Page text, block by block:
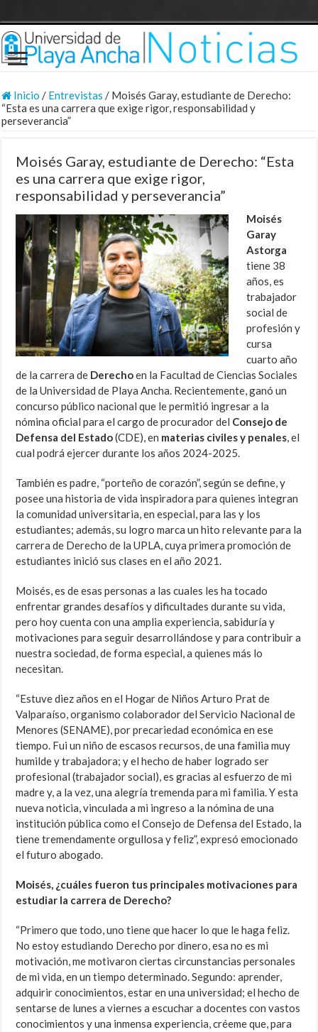
Inicio / Entrevistas / Moisés Garay, estudiante de Derecho:
“Esta es una carrera que exige rigor, responsabilidad y
perseverancia”
Moisés Garay, estudiante de Derecho: “Esta
es una carrera que exige rigor,
responsabilidad y perseverancia”
Moisés
Garay
Astorga
tiene 38
años, es
trabajador
social de
profesión y
cursa
cuarto año
de la carrera de Derechoen la Facultad de Ciencias Sociales
de la Universidad de Playa Ancha. Recientemente, ganó un
concurso público nacional que le permitió ingresar a la
nómina oficial para el cargo de procurador del Consejo de
Defensa del Estado(CDE), en materias civiles y penales, el
cual podrá ejercer durante los años 2024-2025.
También es padre, “porteño de corazón”, según se define, y
posee una historia de vida inspiradora para quienes integran
la comunidad universitaria, en especial, para las y los
estudiantes; además, su logro marca un hito relevante para la
carrera de Derecho de la UPLA, cuya primera promoción de
estudiantes inició sus clases en el año 2021.
Moisés, es de esas personas a las cuales les ha tocado
enfrentar grandes desafíos y dificultades durante su vida,
pero hoy cuenta con una amplia experiencia, sabiduría y
motivaciones para seguir desarrollándose y para contribuir a
nuestra sociedad, de forma especial, a quienes más lo
necesitan.
“Estuve diez años en el Hogar de Niños Arturo Prat de
Valparaíso, organismocolaboradordel Servicio Nacional de
Menores (SENAME), por precariedad económica en ese
tiempo. Fui un niño de escasos recursos, de una familia muy
humilde y trabajadora; y el hecho de haber logrado ser
profesional (trabajador social), es gracias al esfuerzo de mi
madre y, a la vez, una alegría tremenda para mi familia. Y esta
nueva noticia, vinculada a mi ingreso a la nómina de una
institución pública como el Consejo de Defensa del Estado, la
tiene tremendamente orgullosa y feliz”, expresó emocionado
el futuro abogado.
Moisés, ¿cuáles fueron tus principales motivaciones para
estudiar la carrera de Derecho?
“Primero que todo, uno tiene que hacer lo que le haga feliz.
No estoy estudiando Derecho por dinero, esa no es mi
motivación, me motivaron ciertas circunstancias personales
de mi vida, en un tiempo determinado. Segundo: aprender,
adquirir conocimientos, estar en una universidad; el hecho de
sentarse de lunes a viernes a escuchar a docentes con vastos
conocimientos y una inmensa experiencia, créeme que, para